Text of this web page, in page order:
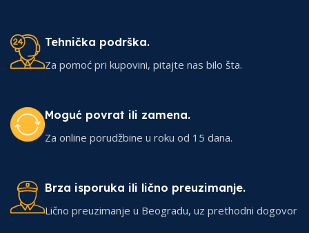
Tehnička podrška.
Za pomoć pri kupovini, pitajte nas bilo šta.
Moguć povrat ili zamena.
Za online porudžbine u roku od 15 dana.
Brza isporuka ili lično preuzimanje.
Lično preuzimanje u Beogradu, uz prethodni dogovor